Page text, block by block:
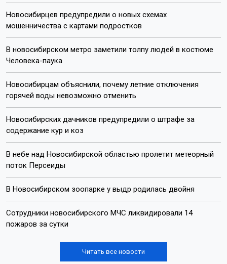
Новосибирцев предупредили о новых схемах
мошенничества с картами подростков
В новосибирском метро заметили толпу людей в костюме
Человека-паука
Новосибирцам объяснили, почему летние отключения
горячей воды невозможно отменить
Новосибирских дачников предупредили о штрафе за
содержание кур и коз
В небе над Новосибирской областью пролетит метеорный
поток Персеиды
В Новосибирском зоопарке у выдр родилась двойня
Сотрудники новосибирского МЧС ликвидировали 14
пожаров за сутки
Читать все новости